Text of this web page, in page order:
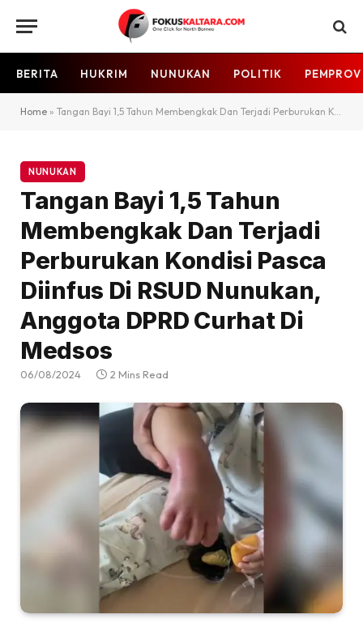
BERITA HUKRIM NUNUKAN POLITIK
Home » Tangan Bayi 1,5 Tahun Membengkak Dan Terjadi Perburukan Kondisi Pasca Diinfus Di RSUD Nunukan, Anggota DPRD Curhat Di Medsos
NUNUKAN
Tangan Bayi 1,5 Tahun
Membengkak Dan Terjadi
Perburukan Kondisi Pasca
Diinfus Di RSUD Nunukan,
Anggota DPRD Curhat Di
Medsos
06/08/2024 2 Mins Read